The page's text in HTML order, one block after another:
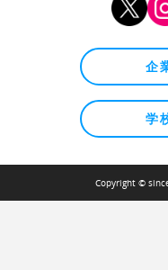
企
学
Copyright ©